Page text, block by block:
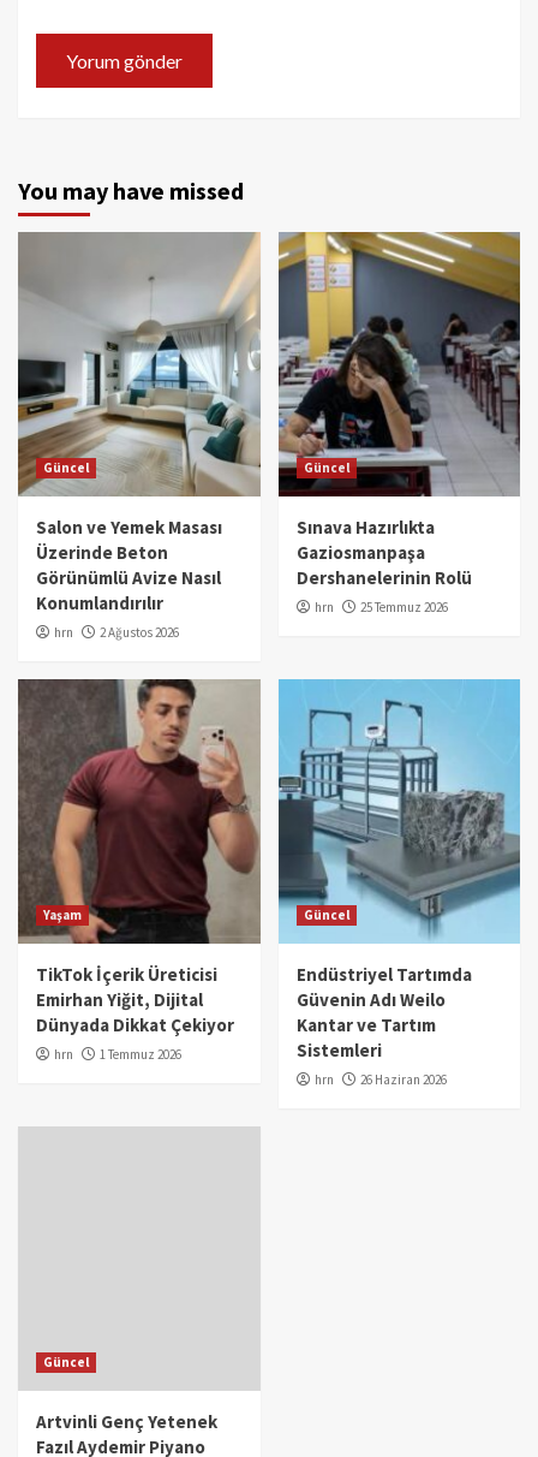
You may have missed
Güncel
Salon ve Yemek Masası
Üzerinde Beton
Görünümlü Avize Nasıl
Konumlandırılır
hrn 2 Ağustos 2026
Güncel
Sınava Hazırlıkta
Gaziosmanpaşa
Dershanelerinin Rolü
hrn 25 Temmuz 2026
Yaşam
TikTok İçerik Üreticisi
Emirhan Yiğit, Dijital
Dünyada Dikkat Çekiyor
hrn 1 Temmuz 2026
Güncel
Endüstriyel Tartımda
Güvenin Adı Weilo
Kantar ve Tartım
Sistemleri
hrn 26 Haziran 2026
Güncel
Artvinli Genç Yetenek
Fazıl Aydemir Piyano